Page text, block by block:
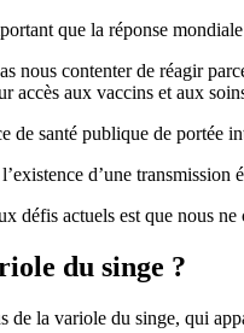
que la réponse
nous contenter de réagir
accès aux vaccins et aux
de santé publique de portée
d’une
défis actuels est que nous
du singe ?
de la variole du singe, qui